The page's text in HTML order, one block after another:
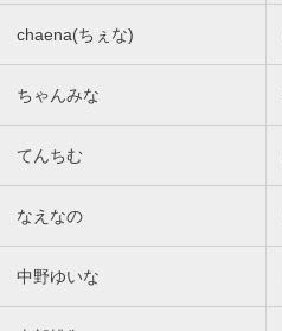
chaena(ちぇな)
ちゃんみな
てんちむ
なえなの
中野ゆいな